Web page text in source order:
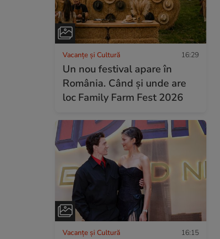
Vacanțe și Cultură 16:29
Un nou festival apare în
România. Când și unde are
loc Family Farm Fest 2026
Vacanțe și Cultură 16:15